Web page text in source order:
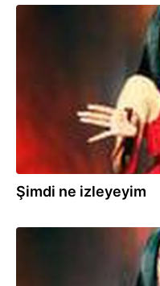
Şimdi ne izleyeyim